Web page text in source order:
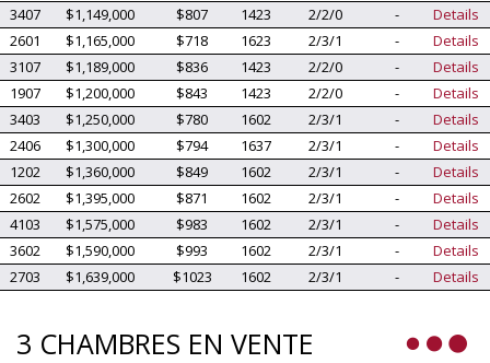
3407
$1,149,000 $807 1423 2/2/0 -
Details
2601
$1,165,000 $718 1623 2/3/1 -
Details
3107
$1,189,000 $836 1423 2/2/0 -
Details
1907
$1,200,000 $843 1423 2/2/0 -
Details
3403
$1,250,000 $780 1602 2/3/1 -
Details
2406
$1,300,000 $794 1637 2/3/1 -
Details
1202
$1,360,000 $849 1602 2/3/1 -
Details
2602
$1,395,000 $871 1602 2/3/1 -
Details
4103
$1,575,000 $983 1602 2/3/1 -
Details
3602
$1,590,000 $993 1602 2/3/1 -
Details
2703
$1,639,000 $1023 1602 2/3/1 - Details
3 CHAMBRES EN VENTE